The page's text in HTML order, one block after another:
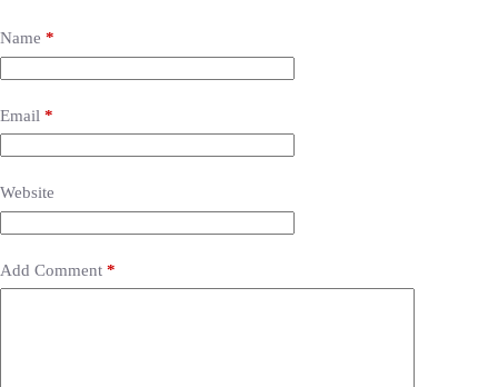
Name *
Email *
Website
Add Comment *